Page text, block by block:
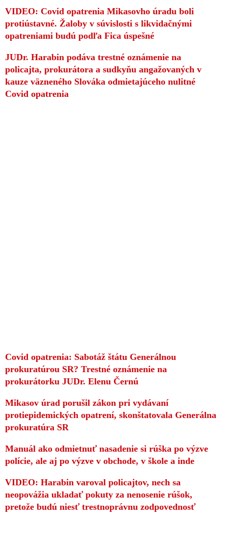
VIDEO: Covid opatrenia Mikasovho úradu boli
protiústavné. Žaloby v súvislosti s likvidačnými
opatreniami budú podľa Fica úspešné
JUDr. Harabin podáva trestné oznámenie na
policajta, prokurátora a sudkyňu angažovaných v
kauze väzneného Slováka odmietajúceho nulitné
Covid opatrenia
Covid opatrenia: Sabotáž štátu Generálnou
prokuratúrou SR? Trestné oznámenie na
prokurátorku JUDr. Elenu Černú
Mikasov úrad porušil zákon pri vydávaní
protiepidemických opatrení, skonštatovala Generálna
prokuratúra SR
Manuál ako odmietnuť nasadenie si rúška po výzve
polície, ale aj po výzve v obchode, v škole a inde
VIDEO: Harabin varoval policajtov, nech sa
neopovážia ukladať pokuty za nenosenie rúšok,
pretože budú niesť trestnoprávnu zodpovednosť